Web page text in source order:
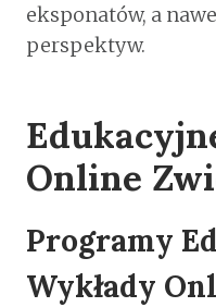
eksponatów, a
perspektyw.
Online
Programy
Wykłady